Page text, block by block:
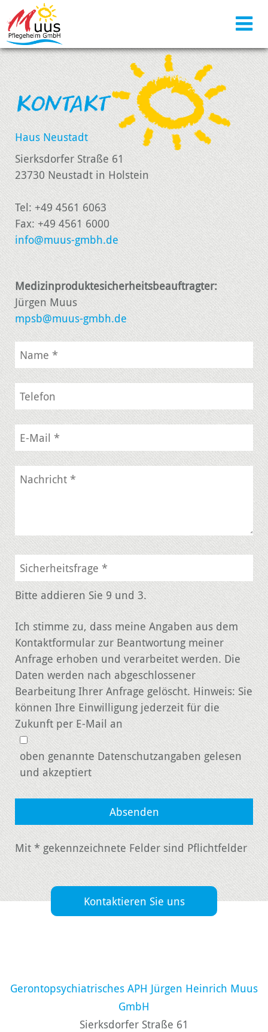
KONTAKT
Haus Neustadt
Sierksdorfer Straße 61
23730 Neustadt in Holstein
Tel: +49 4561 6063
Fax: +49 4561 6000
info@muus-gmbh.de
Medizinproduktesicherheitsbeauftragter:
Jürgen Muus
mpsb@muus-gmbh.de
Bitte addieren Sie 9 und 3.
Ich stimme zu, dass meine Angaben aus dem
Kontaktformular zur Beantwortung meiner
Anfrage erhoben und verarbeitet werden. Die
Daten werden nach abgeschlossener
Bearbeitung Ihrer Anfrage gelöscht. Hinweis: Sie
können Ihre Einwilligung jederzeit für die
Zukunft per E-Mail an
oben genannte Datenschutzangaben gelesen
und akzeptiert
Mit * gekennzeichnete Felder sind Pflichtfelder
Kontaktieren Sie uns
Gerontopsychiatrisches APH Jürgen Heinrich Muus
GmbH
Sierksdorfer Straße 61